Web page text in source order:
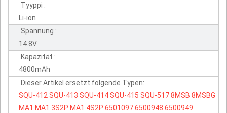
Tyyppi :
Li-ion
Spannung :
14.8V
Kapazität :
4800mAh
Dieser Artikel ersetzt folgende Typen:
SQU-412 SQU-413 SQU-414SQU-415 SQU-5178MSB 8MSBG
MA1 MA1 3S2P MA1 4S2P 65010976500948 6500949